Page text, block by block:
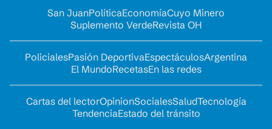
San JuanPolíticaEconomíaCuyo Minero
Suplemento VerdeRevista OH
PolicialesPasión DeportivaEspectáculosArgentina
El MundoRecetasEn las redes
Cartas del lectorOpinionSocialesSaludTecnología
TendenciaEstado del tránsito